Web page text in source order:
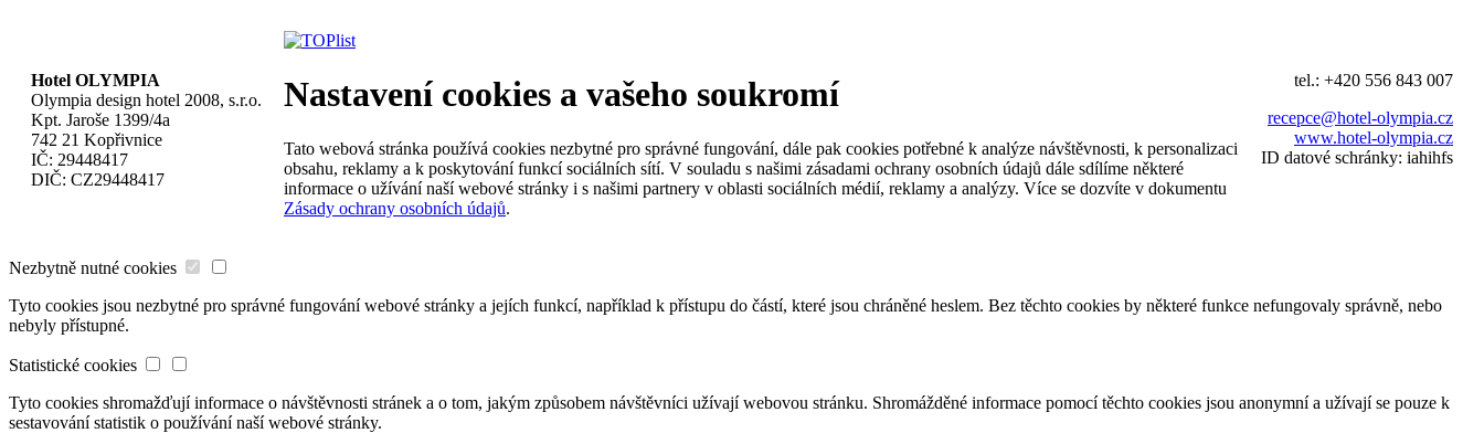
Hotel OLYMPIA
Olympia design hotel 2008, s.r.o.
Kpt. Jaroše 1399/4a
742 21 Kopřivnice
IČ: 29448417
DIČ: CZ29448417
tel.: +420 556 843 007
recepce@hotel-olympia.cz
www.hotel-olympia.cz
ID datové schránky: iahihfs
Nastavení cookies a vašeho soukromí
Tato webová stránka používá cookies nezbytné pro správné fungování, dále pak cookies potřebné k analýze návštěvnosti, k personalizaci
obsahu, reklamy a k poskytování funkcí sociálních sítí. V souladu s našimi zásadami ochrany osobních údajů dále sdílíme některé
informace o užívání naší webové stránky i s našimi partnery v oblasti sociálních médií, reklamy a analýzy. Více se dozvíte v dokumentu
Zásady ochrany osobních údajů.
Nezbytně nutné cookies
Tyto cookies jsou nezbytné pro správné fungování webové stránky a jejích funkcí, například k přístupu do částí, které jsou chráněné heslem. Bez těchto cookies by některé funkce nefungovaly správně, nebo
nebyly přístupné.
Statistické cookies
Tyto cookies shromažďují informace o návštěvnosti stránek a o tom, jakým způsobem návštěvníci užívají webovou stránku. Shromážděné informace pomocí těchto cookies jsou anonymní a užívají se pouze k
sestavování statistik o používání naší webové stránky.